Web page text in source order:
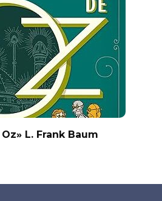
L. Frank Baum